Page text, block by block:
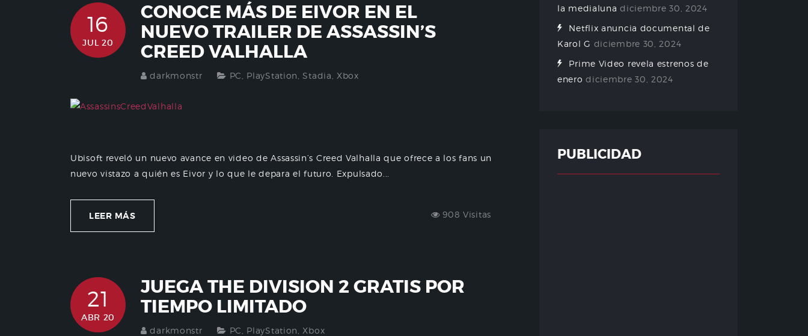
16
JUL 20
CONOCE MÁS DE EIVOR EN EL
NUEVO TRAILER DE ASSASSIN’S
CREED VALHALLA
darkmonstr PC PlayStation ,Stadia Xbox
Ubisoft reveló un nuevo avance en video de Assassin’s Creed Valhalla que ofrece a los fans un
nuevo vistazo a quién es Eivor y lo que le depara el futuro. Expulsado...
LEER MÁS 908 Visitas
21
ABR 20
JUEGA THE DIVISION 2 GRATIS POR
TIEMPO LIMITADO
darkmonstr PC PlayStation Xbox
la medialuna diciembre 30, 2024
Netflix anuncia documental de
Karol G diciembre 30, 2024
Prime Video revela estrenos de
enero diciembre 30, 2024
PUBLICIDAD